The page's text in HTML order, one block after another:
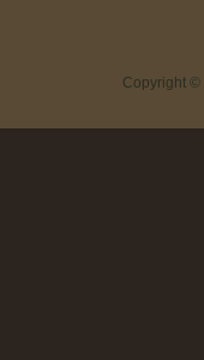
Copyright ©